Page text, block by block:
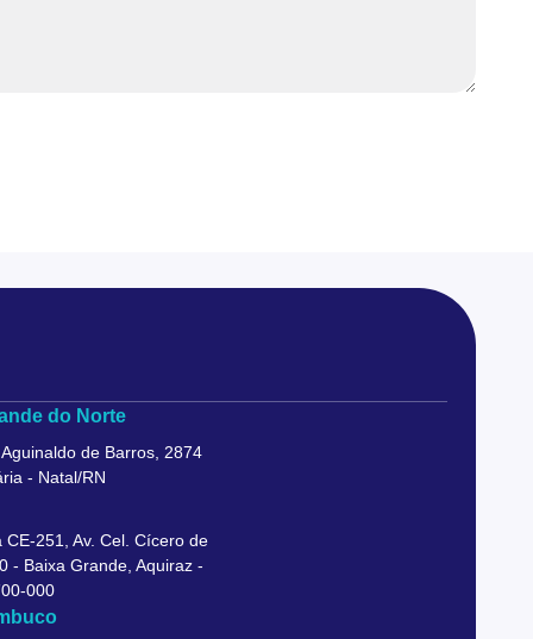
do Norte
de Barros, 2874
- Natal/RN
CE-251, Av. Cel. Cícero de
- Baixa Grande, Aquiraz -
000